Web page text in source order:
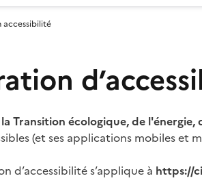
accessibilité
Transition écologique, de
(et ses applications mobiles et
d’accessibilité s’applique à https://